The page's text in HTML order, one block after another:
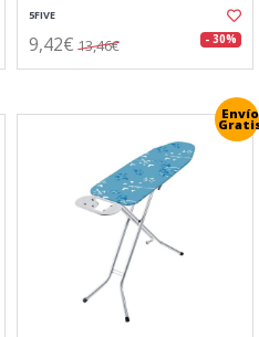
5FIVE
9,42€ 13,46€ - 30%
Envío